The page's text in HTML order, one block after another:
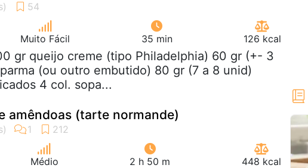
Muito Fácil 35 min 126 kcal
gr queijo creme (tipo Philadelphia) 60 gr (+- 3
(ou outro embutido) 80 gr (7 a 8 unid)
4 col. sopa...
amêndoas (tarte normande)
Médio 2 h 50 m 448 kcal